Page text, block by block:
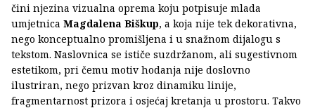
čini njezina vizualna oprema koju potpisuje mlada
umjetnica Magdalena Biškup, a koja nije tek dekorativna,
nego konceptualno promišljena i u snažnom dijalogu s
tekstom. Naslovnica se ističe suzdržanom, ali sugestivnom
estetikom, pri čemu motiv hodanja nije doslovno
ilustriran, nego prizvan kroz dinamiku linije,
fragmentarnost prizora i osjećaj kretanja u prostoru. Takvo